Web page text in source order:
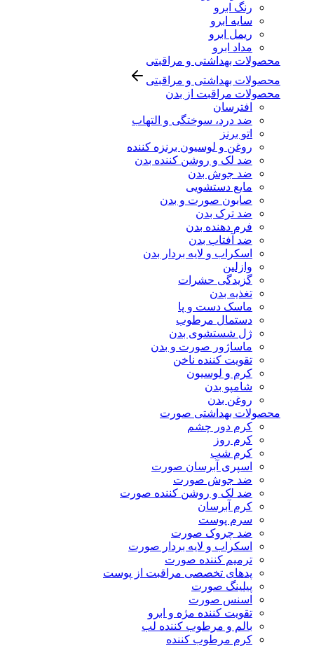
رنگ ابرو
سایه ابرو
ریمل ابرو
مداد ابرو
محصولات بهداشتی و مراقبتی
محصولات بهداشتی و مراقبتی
محصولات مراقبت از بدن
افترسان
ضد درد، سوختگی و التهاب
اتو برنز
روغن و لوسیون برنزه کننده
ضد لک و روشن کننده بدن
ضد جوش بدن
مایع دستشویی
صابون صورت و بدن
ضد ترک بدن
فرم دهنده بدن
ضد آفتاب بدن
اسکراب و لایه بردار بدن
وازلین
گزیدگی حشرات
تغذیه بدن
ماسک دست و پا
دستمال مرطوب
ژل شستشوی بدن
ماساژور صورت و بدن
تقویت کننده ناخن
کرم و لوسیون
شامپو بدن
روغن بدن
محصولات بهداشتی صورت
کرم دور چشم
کرم روز
کرم شب
اسپری آبرسان صورت
ضد جوش صورت
ضد لک و روشن کننده صورت
کرم آبرسان
سرم پوست
ضد چروک صورت
اسکراب و لایه بردار صورت
ترمیم کننده صورت
پدهای تخصصی مراقبت از پوست
پیلینگ صورت
اسنس صورت
تقویت کننده مژه و ابرو
بالم و مرطوب کننده لب
کرم مرطوب کننده